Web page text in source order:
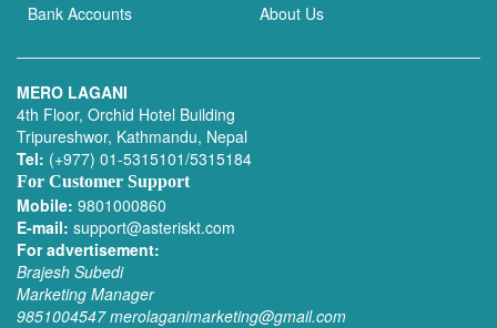
Bank Accounts About Us
MERO LAGANI
4th Floor, Orchid Hotel Building
Tripureshwor, Kathmandu, Nepal
Tel: (+977) 01-5315101/5315184
For Customer Support
Mobile: 9801000860
E-mail: support@asteriskt.com
For advertisement:
Brajesh Subedi
Marketing Manager
9851004547 merolaganimarketing@gmail.com